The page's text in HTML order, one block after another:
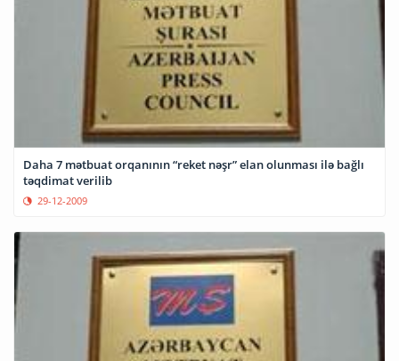
Daha 7 mətbuat orqanının “reket nəşr” elan olunması ilə bağlı
təqdimat verilib
29-12-2009